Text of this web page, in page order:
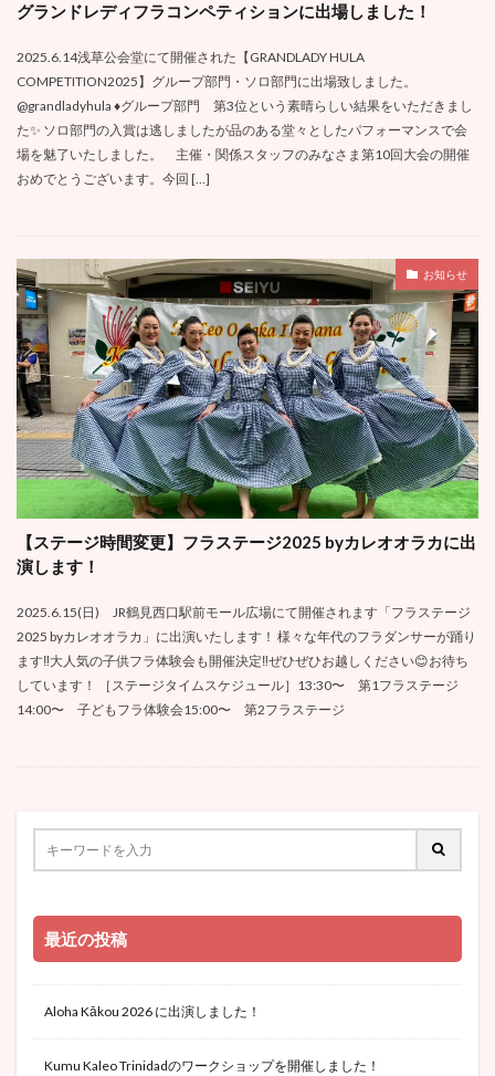
グランドレディフラコンペティションに出場しました！
2025.6.14浅草公会堂にて開催された【GRANDLADY HULA
COMPETITION2025】グループ部門・ソロ部門に出場致しました。
@grandladyhula ♦️グループ部門 第3位という素晴らしい結果をいただきまし
た✨ ソロ部門の入賞は逃しましたが品のある堂々としたパフォーマンスで会
場を魅了いたしました。 主催・関係スタッフのみなさま第10回大会の開催
おめでとうございます。今回 […]
お知らせ
【ステージ時間変更】フラステージ2025 byカレオオラカに出
演します！
2025.6.15(日) JR鶴見西口駅前モール広場にて開催されます「フラステージ
2025 byカレオオラカ」に出演いたします！ 様々な年代のフラダンサーが踊り
ます‼️大人気の子供フラ体験会も開催決定‼️ぜひぜひお越しください😊お待ち
しています！ ［ステージタイムスケジュール］13:30〜 第1フラステージ
14:00〜 子どもフラ体験会15:00〜 第2フラステージ
最近の投稿
Aloha Kākou 2026 に出演しました！
Kumu Kaleo Trinidadのワークショップを開催しました！